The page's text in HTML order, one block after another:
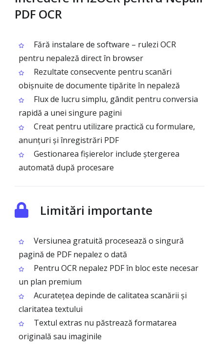
PDF OCR
Fără instalare de software – rulezi OCR
pentru nepaleză direct în browser
Rezultate consecvente pentru scanări
obișnuite de documente tipărite în nepaleză
Flux de lucru simplu, gândit pentru conversia
rapidă a unei singure pagini
Creat pentru utilizare practică cu formulare,
anunțuri și înregistrări PDF
Gestionarea fișierelor include ștergerea
automată după procesare
Limitări importante
Versiunea gratuită procesează o singură
pagină de PDF nepalez o dată
Pentru OCR nepalez PDF în bloc este necesar
un plan premium
Acuratețea depinde de calitatea scanării și
claritatea textului
Textul extras nu păstrează formatarea
originală sau imaginile